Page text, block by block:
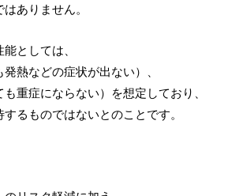
ありません。
としては、
熱などの症状が出ない）、
重症にならない）を想定しており、
るものではないとのことです。